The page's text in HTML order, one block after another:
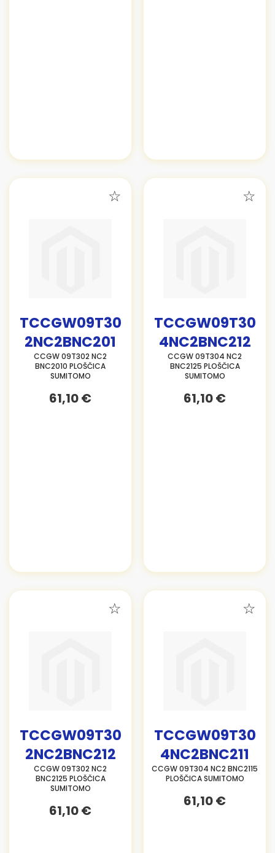
TCCGW09T30
2NC2BNC201
CCGW 09T302 NC2
BNC2010 PLOŠČICA
SUMITOMO
61,10 €
TCCGW09T30
4NC2BNC212
CCGW 09T304 NC2
BNC2125 PLOŠČICA
SUMITOMO
61,10 €
TCCGW09T30
2NC2BNC212
CCGW 09T302 NC2
BNC2125 PLOŠČICA
SUMITOMO
61,10 €
TCCGW09T30
4NC2BNC211
CCGW 09T304 NC2 BNC2115
PLOŠČICA SUMITOMO
61,10 €